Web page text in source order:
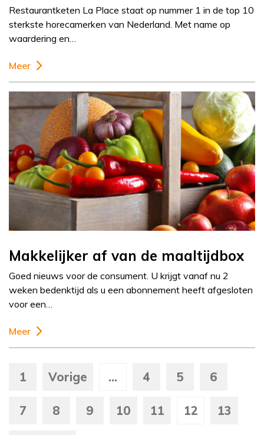
Restaurantketen La Place staat op nummer 1 in de top 10
sterkste horecamerken van Nederland. Met name op
waardering en…
Meer
Makkelijker af van de maaltijdbox
Goed nieuws voor de consument. U krijgt vanaf nu 2
weken bedenktijd als u een abonnement heeft afgesloten
voor een…
Meer
1 Vorige ... 4 5 6
7 8 9 10 11 12 13